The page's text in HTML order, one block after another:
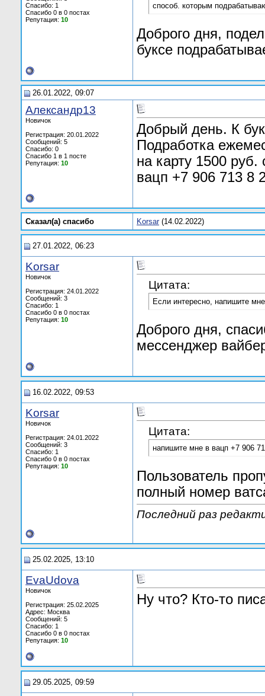
Спасибо: 1
Спасибо 0 в 0 постах
Репутация: 10
способ. которым
Доброго дня,
буксе
26.01.2022, 09:07
Александр13
Новичок
Регистрация: 20.01.2022
Сообщений: 5
Спасибо: 0
Спасибо 1 в 1 посте
Репутация: 10
Добрый день. К
Подработка
на карту 1500
вацп +7 906 713 8
Сказал(а) cпасибо Korsar(14.02.2022)
27.01.2022, 06:23
Korsar
Новичок
Регистрация: 24.01.2022
Сообщений: 3
Спасибо: 1
Спасибо 0 в 0 постах
Репутация: 10
Цитата:
Если интересно, напишите мне
Доброго дня,
мессенджер
16.02.2022, 09:53
Korsar
Новичок
Регистрация: 24.01.2022
Сообщений: 3
Спасибо: 1
Спасибо 0 в 0 постах
Репутация: 10
Цитата:
напишите мне в вацп +7 906
Пользователь
полный номер
Последний раз
25.02.2025, 13:10
EvaUdova
Новичок
Регистрация: 25.02.2025
Адрес: Москва
Сообщений: 5
Спасибо: 1
Спасибо 0 в 0 постах
Репутация: 10
Ну что? Кто-то
29.05.2025, 09:59